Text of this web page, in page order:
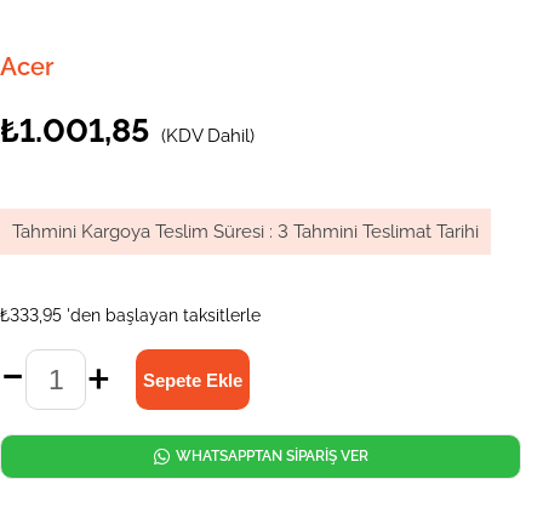
Acer
₺1.001,85 (KDV Dahil)
Tahmini Kargoya Teslim Süresi : 3 Tahmini Teslimat Tarihi
₺333,95 'den başlayan taksitlerle
WHATSAPPTAN SİPARİŞ VER